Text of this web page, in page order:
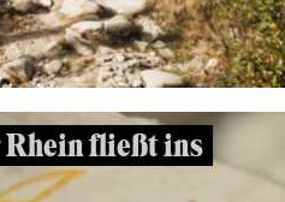
fließt ins